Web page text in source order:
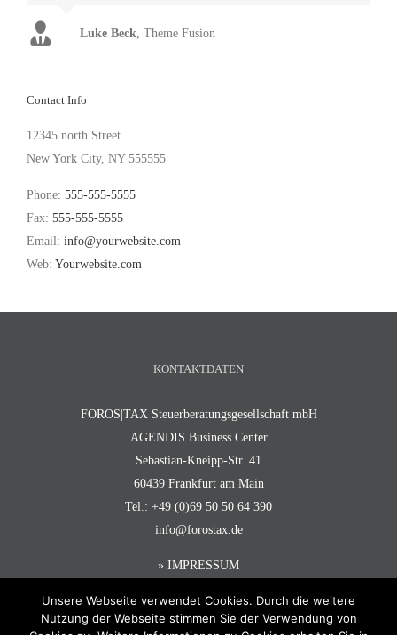
Luke Beck Theme Fusion
Contact Info
12345 north Street
New York City, NY 555555
Phone: 555-555-5555
Fax: 555-555-5555
Email: info@yourwebsite.com
Web: Yourwebsite.com
KONTAKTDATEN
FOROS|TAX Steuerberatungsgesellschaft mbH
AGENDIS Business Center
Sebastian-Kneipp-Str. 41
60439 Frankfurt am Main
Tel.: +49 (0)69 50 50 64 390
info@forostax.de
» IMPRESSUM
Unsere Webseite verwendet Cookies. Durch die weitere
Nutzung der Webseite stimmen Sie der Verwendung von